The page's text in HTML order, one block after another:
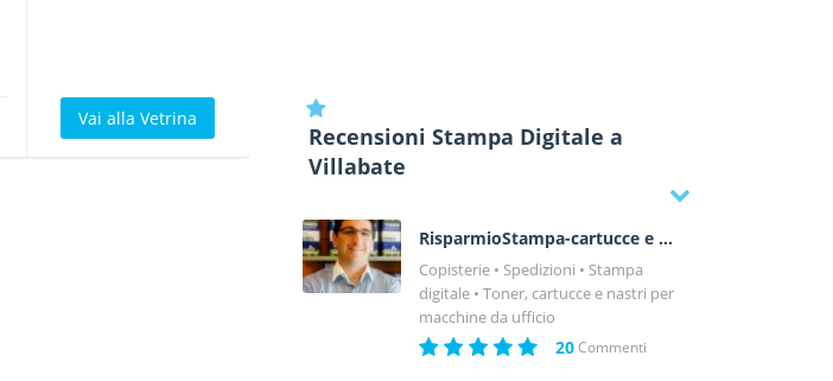
Vai alla Vetrina
Recensioni Stampa Digitale a
Villabate
RisparmioStampa-cartucce e toner Villabate (PA)
Copisterie Spedizioni
Stampa
digitale
Toner, cartucce e nastri per
macchine da ufficio
20Commenti